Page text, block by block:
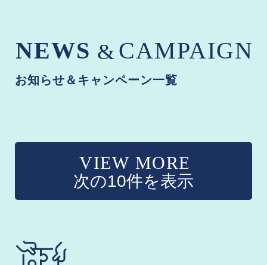
お知らせ＆キャンペーン一覧
次の10件を表示